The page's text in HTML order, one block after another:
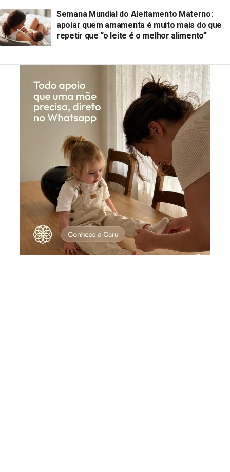
Semana Mundial do Aleitamento Materno:
apoiar quem amamenta é muito mais do que
repetir que “o leite é o melhor alimento”